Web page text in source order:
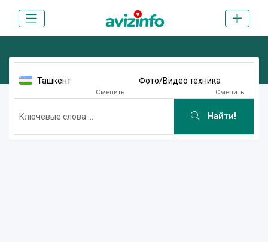
Ташкент
Сменить
Фото/Видео техника
Сменить
Найти!